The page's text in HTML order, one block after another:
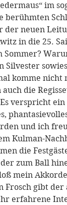
im
berühmten
der neuen
in die 25.
Sommer?
Silvester
komme nicht
die
verspricht ein
und ich
Kulman-
die
zum Ball
mein
Frosch gibt der
erfahrene